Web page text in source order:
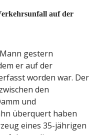
auf der
gestern
er auf der
worden war. Der
den
und
überquert haben
eines 35-jährigen